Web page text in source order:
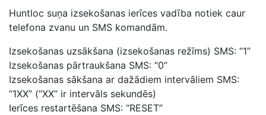
Huntloc suņa izsekošanas ierīces vadība notiek caur
telefona zvanu un SMS komandām.
Izsekošanas uzsākšana (izsekošanas režīms) SMS: “1”
Izsekošanas pārtraukšana SMS: “0”
Izsekošanas sākšana ar dažādiem intervāliem SMS:
“1XX” (“XX” ir intervāls sekundēs)
Ierīces restartēšana SMS: “RESET”